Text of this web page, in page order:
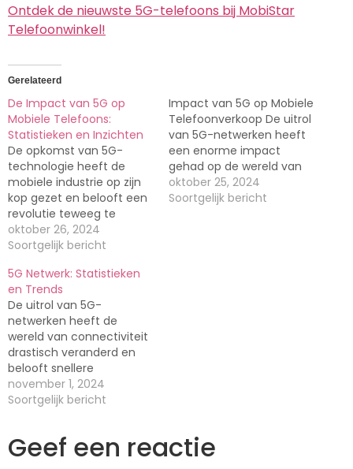
Ontdek de nieuwste 5G-telefoons bij MobiStar
Telefoonwinkel!
Gerelateerd
De Impact van 5G op
Mobiele Telefoons:
Statistieken en Inzichten
De opkomst van 5G-
technologie heeft de
mobiele industrie op zijn
kop gezet en belooft een
revolutie teweeg te
brengen in de manier
waarop we
verbonden zijn. Laten we
duiken in enkele
statistieken die de impact
van 5G op mobiele
telefoons illustreren. 5G
Wereldwijd: Een Snelle
Uitrol Volgens recente…
oktober 26, 2024
Soortgelijk bericht
Impact van 5G op Mobiele
Telefoonverkoop De uitrol
van 5G-netwerken heeft
een enorme impact
gehad op de wereld van
mobiele telefoons en de
verkoop ervan. Laten we
oktober 25, 2024
Soortgelijk bericht
5G Netwerk: Statistieken
en Trends
De uitrol van 5G-
netwerken heeft de
wereld van connectiviteit
drastisch veranderd en
belooft snellere
downloadsnelheden,
lagere latentie en meer
eens kijken naar enkele
november 1, 2024
Soortgelijk bericht
Geef een reactie